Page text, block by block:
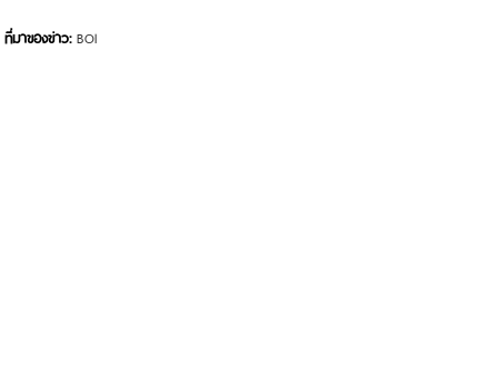
ที่มาของข่าว: BOI